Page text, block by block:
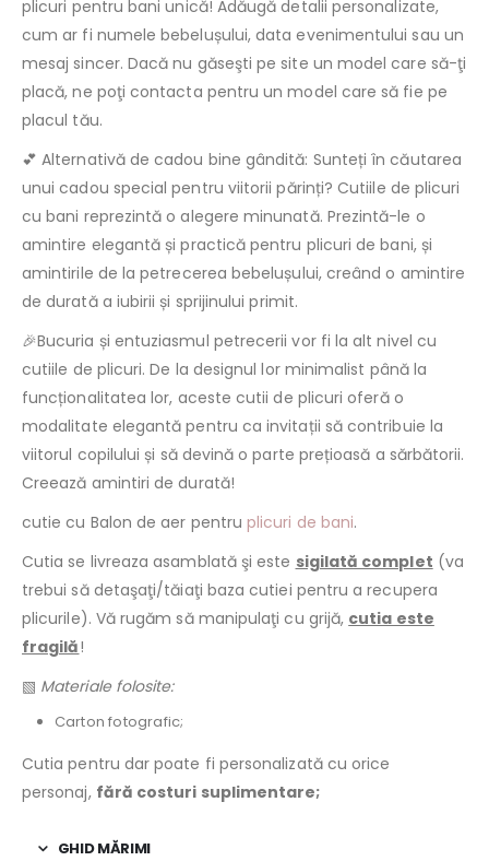
plicuri pentru bani unică! Adăugă detalii personalizate,
cum ar fi numele bebelușului, data evenimentului sau un
mesaj sincer. Dacă nu găseşti pe site un model care să-ţi
placă, ne poţi contacta pentru un model care să fie pe
placul tău.
💕 Alternativă de cadou bine gândită: Sunteți în căutarea
unui cadou special pentru viitorii părinți? Cutiile de plicuri
cu bani reprezintă o alegere minunată. Prezintă-le o
amintire elegantă și practică pentru plicuri de bani, și
amintirile de la petrecerea bebelușului, creând o amintire
de durată a iubirii și sprijinului primit.
🎉Bucuria și entuziasmul petrecerii vor fi la alt nivel cu
cutiile de plicuri. De la designul lor minimalist până la
funcționalitatea lor, aceste cutii de plicuri oferă o
modalitate elegantă pentru ca invitații să contribuie la
viitorul copilului și să devină o parte prețioasă a sărbătorii.
Creează amintiri de durată!
cutie cu Balon de aer pentruplicuri de bani.
Cutia se livreaza asamblată şi este sigilată complet (va
trebui să detaşaţi/tăiaţi baza cutiei pentru a recupera
plicurile). Vă rugăm să manipulaţi cu grijă, cutia este
fragilă!
▧ Materiale folosite:
Carton fotografic;
Cutia pentru dar poate fi personalizată cu orice
personaj, fără costuri suplimentare;
GHID MĂRIMI